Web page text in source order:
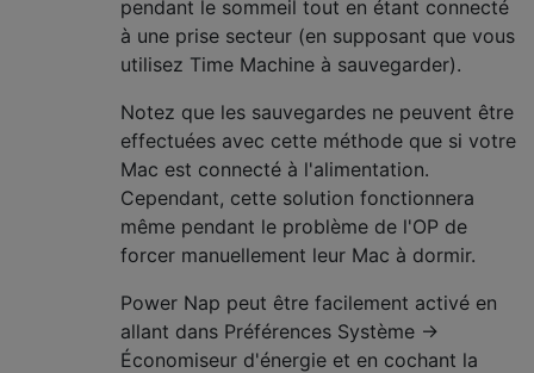
pendant le sommeil tout en étant connecté
à une prise secteur (en supposant que vous
utilisez Time Machine à sauvegarder).
Notez que les sauvegardes ne peuvent être
effectuées avec cette méthode que si votre
Mac est connecté à l'alimentation.
Cependant, cette solution fonctionnera
même pendant le problème de l'OP de
forcer manuellement leur Mac à dormir.
Power Nap peut être facilement activé en
allant dans Préférences Système →
Économiseur d'énergie et en cochant la